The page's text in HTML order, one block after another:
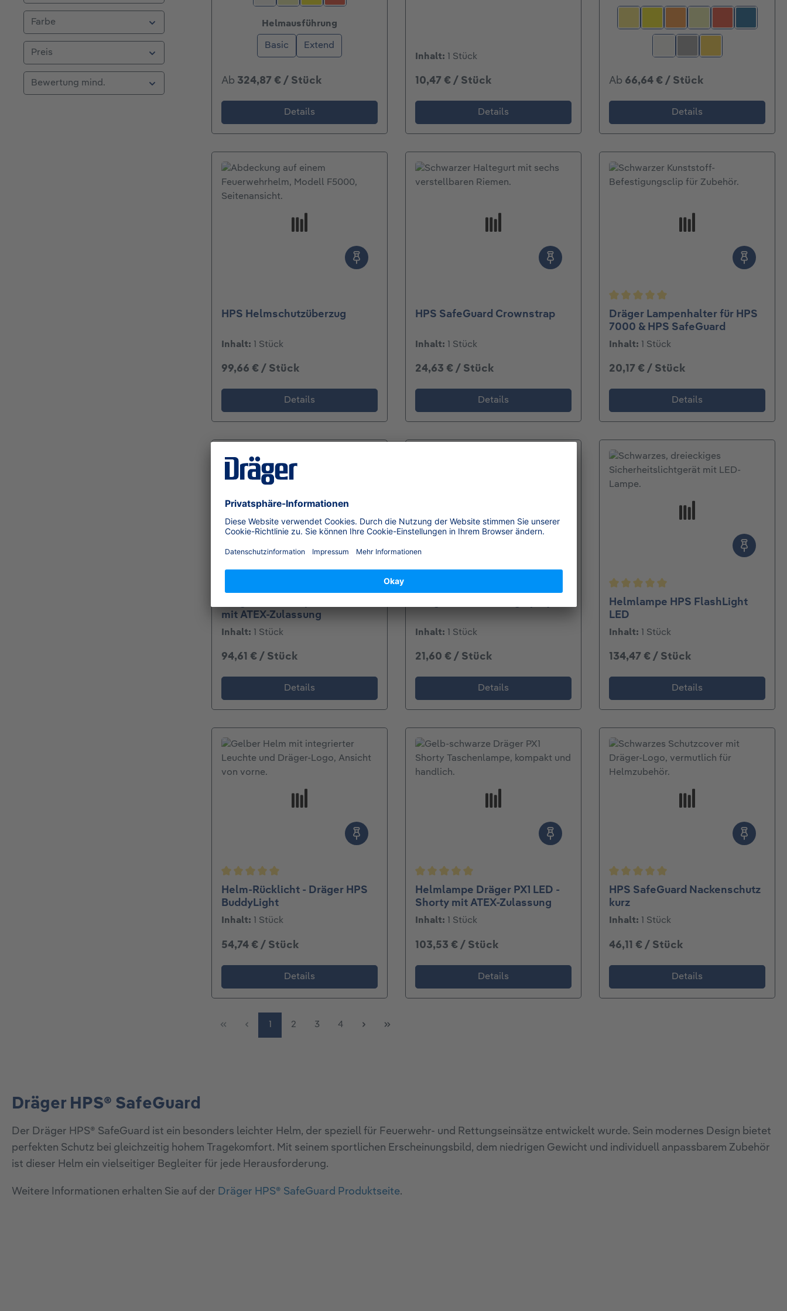
Farbe
Preis
Bewertung mind.
Helmausführung
Basic Extend
Ab 324,87 € / Stück
Details
Inhalt: 1 Stück
10,47 € / Stück
Details
Ab 66,64 € / Stück
Details
HPS Helmschutzüberzug
Inhalt: 1 Stück
99,66 € / Stück
Details
HPS SafeGuard Crownstrap
Inhalt: 1 Stück
24,63 € / Stück
Details
Durchschnittliche Bewertung von 5
Dräger Lampenhalter für HPS
7000 & HPS SafeGuard
Inhalt: 1 Stück
20,17 € / Stück
Details
mit ATEX-Zulassung
Inhalt: 1 Stück
94,61 € / Stück
Details
Inhalt: 1 Stück
21,60 € / Stück
Details
Durchschnittliche Bewertung von 5
Helmlampe HPS FlashLight
LED
Inhalt: 1 Stück
134,47 € / Stück
Details
Durchschnittliche Bewertung von 5 von 5 Sternen
Helm-Rücklicht - Dräger HPS
BuddyLight
Inhalt: 1 Stück
54,74 € / Stück
Details
Durchschnittliche Bewertung von 5 von 5 Sternen
Helmlampe Dräger PX1 LED -
Shorty mit ATEX-Zulassung
Inhalt: 1 Stück
103,53 € / Stück
Details
Durchschnittliche Bewertung von 5
HPS SafeGuard Nackenschutz
kurz
Inhalt: 1 Stück
46,11 € / Stück
Details
Seite Seite
2 Seite
3 Seite
4
Dräger HPS® SafeGuard
Der Dräger HPS® SafeGuard ist ein besonders leichter Helm, der speziell für Feuerwehr- und Rettungseinsätze entwickelt wurde. Sein modernes Design bietet
perfekten Schutz bei gleichzeitig hohem Tragekomfort. Mit seinem sportlichen Erscheinungsbild, dem niedrigen Gewicht und individuell anpassbarem Zubehör
ist dieser Helm ein vielseitiger Begleiter für jede Herausforderung.
Weitere Informationen erhalten Sie auf der Dräger HPS® SafeGuard Produktseite.